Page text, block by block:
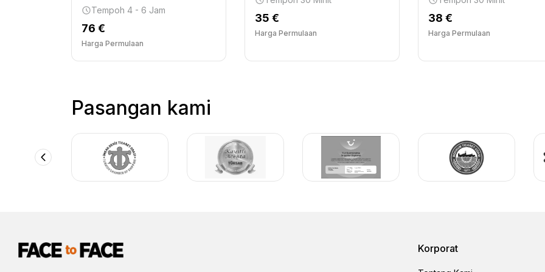
Tempoh 4 - 6 Jam
76 €
Harga Permulaan
35 €
Harga Permulaan
38 €
Harga Permulaan
Pasangan kami
Korporat